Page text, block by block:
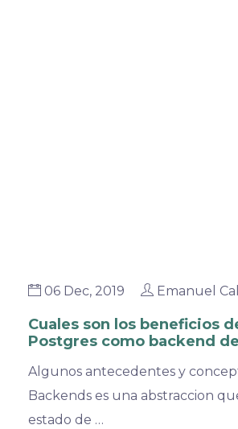
06 Dec, 2019 Emanuel
Cuales son los beneficios
Postgres como backend
Algunos antecedentes y
Backends es una abstraccion
estado de …